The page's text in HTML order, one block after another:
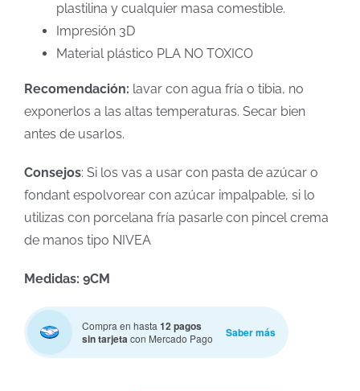
plastilina y cualquier masa comestible.
Impresión 3D
Material plástico PLA NO TOXICO
Recomendación: lavar con agua fría o tibia, no
exponerlos a las altas temperaturas. Secar bien
antes de usarlos.
Consejos: Si los vas a usar con pasta de azúcar o
fondant espolvorear con azúcar impalpable, si lo
utilizas con porcelana fría pasarle con pincel crema
de manos tipo NIVEA
Medidas: 9CM
Compra en hasta 12 pagos
sin tarjetacon Mercado Pago Saber más